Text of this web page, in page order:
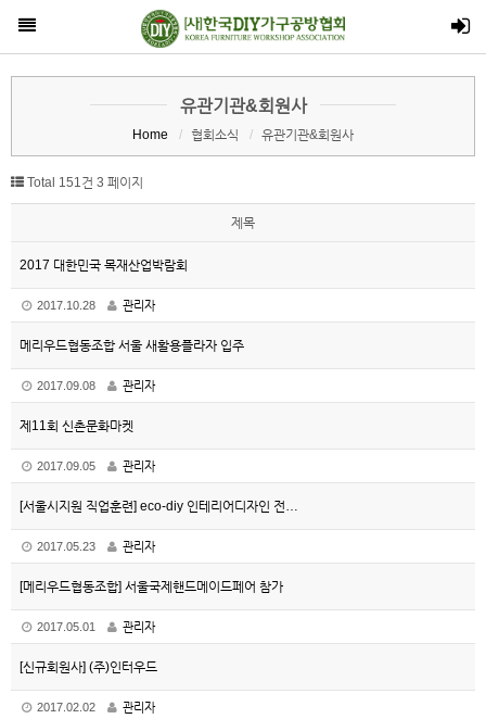
전체메뉴
협회소개
협회지정교육기관
목공DIY교육사공지
유관기관&회원사
참여마당
사이트이용안내
회원가입
이용약관
개인정보 취급방침
이메일 무단수집거부
유관기관&회원사
Home 협회소식 유관기관&회원사
Total 151건 3 페이지
제목
2017 대한민국 목재산업박람회
2017.10.28 관리자
메리우드협동조합 서울 새활용플라자 입주
2017.09.08 관리자
제11회 신촌문화마켓
2017.09.05 관리자
[서울시지원 직업훈련] eco-diy 인테리어디자인 전…
2017.05.23 관리자
[메리우드협동조합] 서울국제핸드메이드페어 참가
2017.05.01 관리자
[신규회원사] (주)인터우드
2017.02.02 관리자